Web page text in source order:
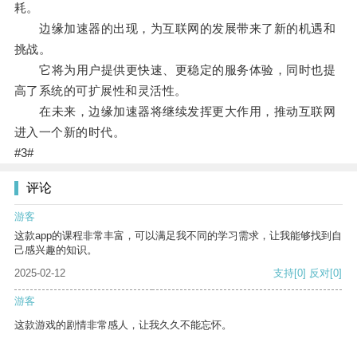
耗。
边缘加速器的出现，为互联网的发展带来了新的机遇和
挑战。
它将为用户提供更快速、更稳定的服务体验，同时也提
高了系统的可扩展性和灵活性。
在未来，边缘加速器将继续发挥更大作用，推动互联网
进入一个新的时代。
#3#
评论
游客
这款app的课程非常丰富，可以满足我不同的学习需求，让我能够找到自
己感兴趣的知识。
2025-02-12
支持[0] 反对[0]
游客
这款游戏的剧情非常感人，让我久久不能忘怀。